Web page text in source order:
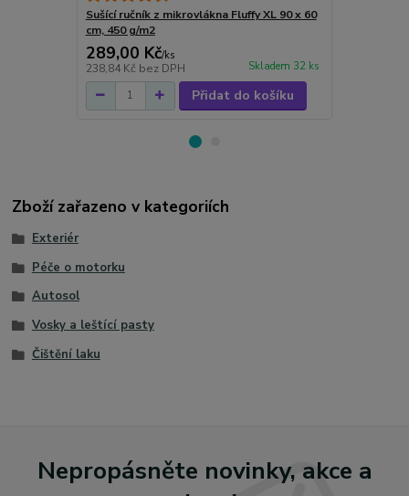
Sušící ručník z mikrovlákna Fluffy XL 90 x 60
cm, 450 g/m2
289,00 Kč/ks
238,84 Kč bez DPH Skladem 32 ks
Přidat do košíku
Zboží zařazeno v kategoriích
Exteriér
Péče o motorku
Autosol
Vosky a leštící pasty
Čištění laku
Nepropásněte novinky, akce a